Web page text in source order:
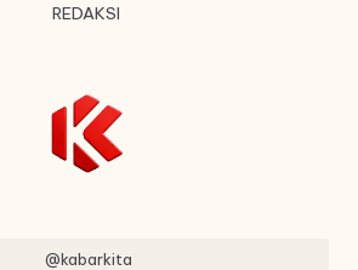
REDAKSI
@kabarkita